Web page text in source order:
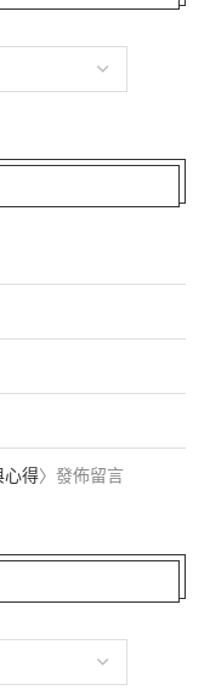
心得〉發佈留言